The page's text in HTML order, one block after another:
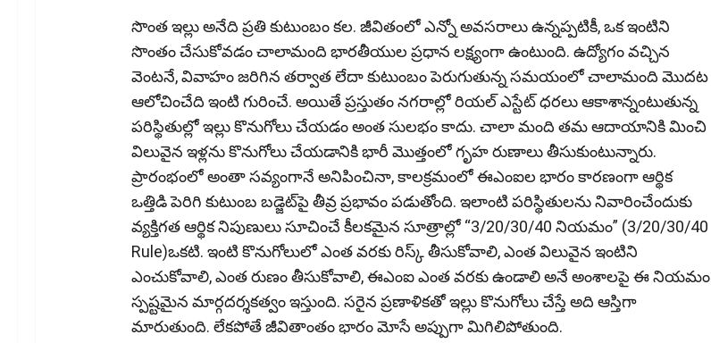
సొంత ఇల్లు అనేది ప్రతి కుటుంబం కల. జీవితంలో ఎన్నో అవసరాలు ఉన్నప్పటికీ, ఒక ఇంటిని
సొంతం చేసుకోవడం చాలామంది భారతీయుల ప్రధాన లక్ష్యంగా ఉంటుంది. ఉద్యోగం వచ్చిన
వెంటనే, వివాహం జరిగిన తర్వాత లేదా కుటుంబం పెరుగుతున్న సమయంలో చాలామంది మొదట
ఆలోచించేది ఇంటి గురించే. అయితే ప్రస్తుతం నగరాల్లో రియల్ ఎస్టేట్ ధరలు ఆకాశాన్నంటుతున్న
పరిస్థితుల్లో ఇల్లు కొనుగోలు చేయడం అంత సులభం కాదు. చాలా మంది తమ ఆదాయానికి మించి
విలువైన ఇళ్లను కొనుగోలు చేయడానికి భారీ మొత్తంలో గృహ రుణాలు తీసుకుంటున్నారు.
ప్రారంభంలో అంతా సవ్యంగానే అనిపించినా, కాలక్రమంలో ఈఎంఐల భారం కారణంగా ఆర్థిక
ఒత్తిడి పెరిగి కుటుంబ బడ్జెట్‌పై తీవ్ర ప్రభావం పడుతోంది. ఇలాంటి పరిస్థితులను నివారించేందుకు
వ్యక్తిగత ఆర్థిక నిపుణులు సూచించే కీలకమైన సూత్రాల్లో “3/20/30/40 నియమం” (3/20/30/40
Rule)ఒకటి. ఇంటి కొనుగోలులో ఎంత వరకు రిస్క్ తీసుకోవాలి, ఎంత విలువైన ఇంటిని
ఎంచుకోవాలి, ఎంత రుణం తీసుకోవాలి, ఈఎంఐ ఎంత వరకు ఉండాలి అనే అంశాలపై ఈ నియమం
స్పష్టమైన మార్గదర్శకత్వం ఇస్తుంది. సరైన ప్రణాళికతో ఇల్లు కొనుగోలు చేస్తే అది ఆస్తిగా
మారుతుంది. లేకపోతే జీవితాంతం భారం మోసే అప్పుగా మిగిలిపోతుంది.